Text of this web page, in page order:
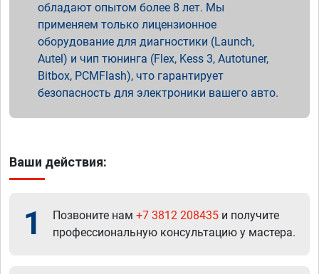
обладают опытом более 8 лет. Мы
применяем только лицензионное
оборудование для диагностики (Launch,
Autel) и чип тюнинга (Flex, Kess 3, Autotuner,
Bitbox, PCMFlash), что гарантирует
безопасность для электроники вашего авто.
Ваши действия:
1 Позвоните нам +7 3812 208435 и получите
профессиональную консультацию у мастера.